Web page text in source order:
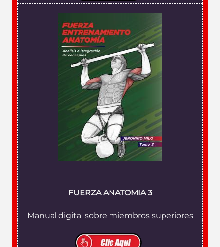
FUERZA ANATOMIA 3
Manual digital sobre miembros superiores